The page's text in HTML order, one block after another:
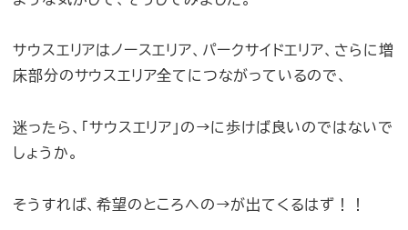
サウスエリアはノースエリア、パークサイドエリア、さらに増
床部分のサウスエリア全てにつながっているので、
迷ったら、「サウスエリア」の→に歩けば良いのではないで
しょうか。
そうすれば、希望のところへの→が出てくるはず！！